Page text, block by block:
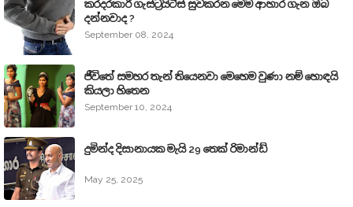
කරදරකාරී ගැස්ට්‍රයිටිස් සුවකරන මෙම ආහාර ගැන ඔබ
දන්නවාද ?
September 08, 2024
ජීවිතේ සමහර තැන් තියෙනවා මෙහෙම වුණා නම් හොඳයි
කියලා හිතෙන
September 10, 2024
දුමින්ද දිසානායක මැයි 29 තෙක් රිමාන්ඩ්
May 25, 2025